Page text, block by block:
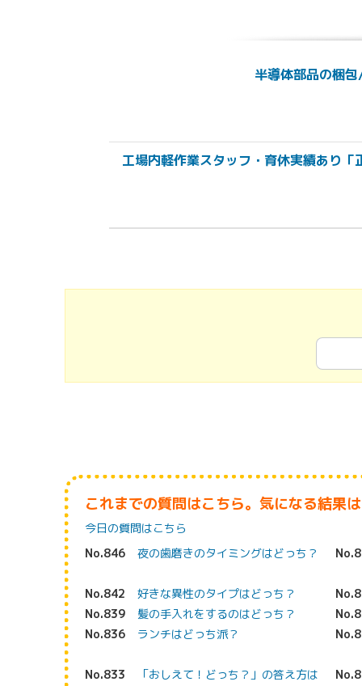
半導体部品の梱
工場内軽作業スタッフ・育休実績あり
これまでの質問はこちら。気になる結果
今日の質問はこちら
No.846
夜の歯磨きのタイミングはどっち？
No.842 好きな異性のタイプはどっち？
No.839
髪の手入れをするのはどっち？
No.836
ランチはどっち派？
No.833
「おしえて！どっち？」の答え方は